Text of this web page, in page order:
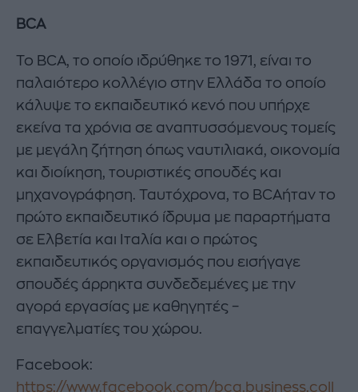
BCA
Το BCA, το οποίο ιδρύθηκε το 1971, είναι το
παλαιότερο κολλέγιο στην Ελλάδα το οποίο
κάλυψε το εκπαιδευτικό κενό που υπήρχε
εκείνα τα χρόνια σε αναπτυσσόμενους τομείς
με μεγάλη ζήτηση όπως ναυτιλιακά, οικονομία
και διοίκηση, τουριστικές σπουδές και
μηχανογράφηση. Ταυτόχρονα, το BCAήταν το
πρώτο εκπαιδευτικό ίδρυμα με παραρτήματα
σε Ελβετία και Ιταλία και ο πρώτος
εκπαιδευτικός οργανισμός που εισήγαγε
σπουδές άρρηκτα συνδεδεμένες με την
αγορά εργασίας με καθηγητές –
επαγγελματίες του χώρου.
Facebook:
https://www.facebook.com/bca.business.coll